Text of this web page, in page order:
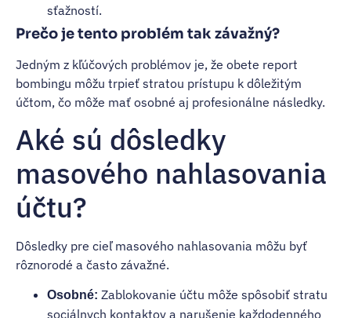
sťažností.
Prečo je tento problém tak závažný?
Jedným z kľúčových problémov je, že obete report
bombingu môžu trpieť stratou prístupu k dôležitým
účtom, čo môže mať osobné aj profesionálne následky.
Aké sú dôsledky
masového nahlasovania
účtu?
Dôsledky pre cieľ masového nahlasovania môžu byť
rôznorodé a často závažné.
Osobné: Zablokovanie účtu môže spôsobiť stratu
sociálnych kontaktov a narušenie každodenného